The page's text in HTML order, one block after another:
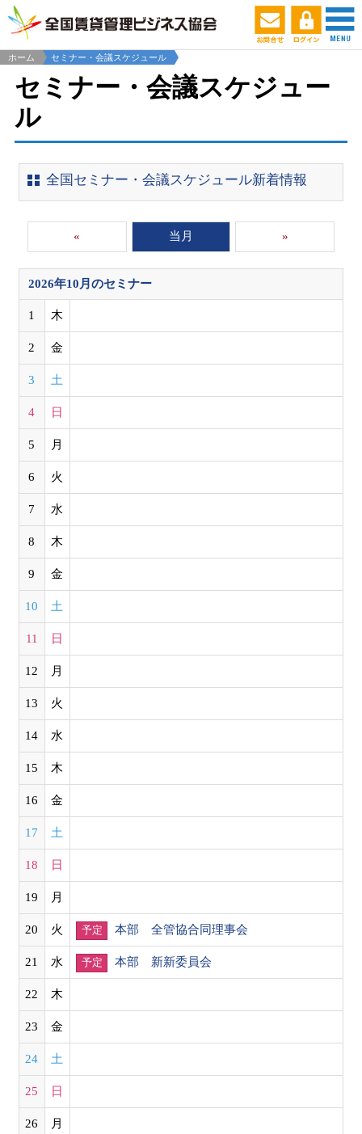
ホーム セミナー・会議スケジュール
セミナー・会議スケジュー
ル
全国セミナー・会議スケジュール新着情報
« 当月 »
2026年10月のセミナー
1 木
2 金
3 土
4 日
5 月
6 火
7 水
8 木
9 金
10 土
11 日
12 月
13 火
14 水
15 木
16 金
17 土
18 日
19 月
20 火 予定 本部 全管協合同理事会
21 水 予定 本部 新新委員会
22 木
23 金
24 土
25 日
26 月